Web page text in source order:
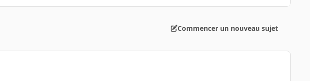
Commencer un nouveau sujet